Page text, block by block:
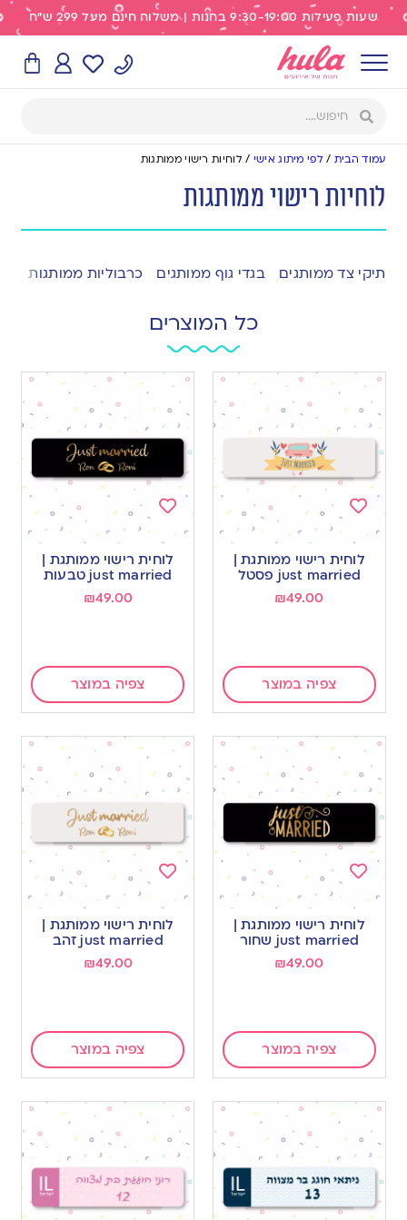
שעות פעילות 9:30-19:00 בחנות | משלוח חינם מעל 299 ש"ח
עמוד הבית / לפי מיתוג אישי / לוחיות רישוי ממותגות
לוחיות רישוי ממותגות
תיקי צד ממותגים בגדי גוף ממותגים כרבוליות ממותגות
כל המוצרים
Add
to
wishlist
לוחית רישוי ממותגת |
just married פסטל
₪49.00
צפיה במוצר
Add
to
wishlist
לוחית רישוי ממותגת |
just married טבעות
₪49.00
צפיה במוצר
Add
to
wishlist
לוחית רישוי ממותגת |
just married שחור
₪49.00
צפיה במוצר
Add
to
wishlist
לוחית רישוי ממותגת |
just married זהב
₪49.00
צפיה במוצר